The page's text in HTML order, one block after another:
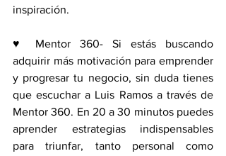
inspiración.
♥ Mentor 360- Si estás buscando
adquirir más motivación para emprender
y progresar tu negocio, sin duda tienes
que escuchar a Luis Ramos a través de
Mentor 360. En 20 a 30 minutos puedes
aprender estrategias indispensables
para triunfar, tanto personal como